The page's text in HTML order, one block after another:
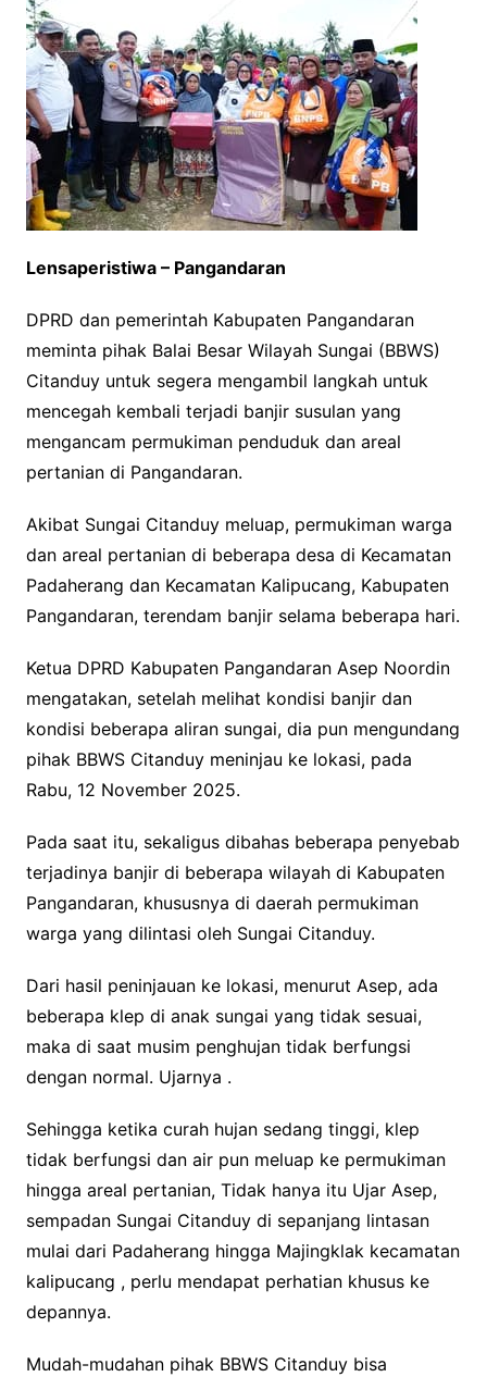
Lensaperistiwa – Pangandaran
DPRD dan pemerintah Kabupaten Pangandaran
meminta pihak Balai Besar Wilayah Sungai (BBWS)
Citanduy untuk segera mengambil langkah untuk
mencegah kembali terjadi banjir susulan yang
mengancam permukiman penduduk dan areal
pertanian di Pangandaran.
Akibat Sungai Citanduy meluap, permukiman warga
dan areal pertanian di beberapa desa di Kecamatan
Padaherang dan Kecamatan Kalipucang, Kabupaten
Pangandaran, terendam banjir selama beberapa hari.
Ketua DPRD Kabupaten Pangandaran Asep Noordin
mengatakan, setelah melihat kondisi banjir dan
kondisi beberapa aliran sungai, dia pun mengundang
pihak BBWS Citanduy meninjau ke lokasi, pada
Rabu, 12 November 2025.
Pada saat itu, sekaligus dibahas beberapa penyebab
terjadinya banjir di beberapa wilayah di Kabupaten
Pangandaran, khususnya di daerah permukiman
warga yang dilintasi oleh Sungai Citanduy.
Dari hasil peninjauan ke lokasi, menurut Asep, ada
beberapa klep di anak sungai yang tidak sesuai,
maka di saat musim penghujan tidak berfungsi
dengan normal. Ujarnya .
Sehingga ketika curah hujan sedang tinggi, klep
tidak berfungsi dan air pun meluap ke permukiman
hingga areal pertanian, Tidak hanya itu Ujar Asep,
sempadan Sungai Citanduy di sepanjang lintasan
mulai dari Padaherang hingga Majingklak kecamatan
kalipucang , perlu mendapat perhatian khusus ke
depannya.
Mudah-mudahan pihak BBWS Citanduy bisa